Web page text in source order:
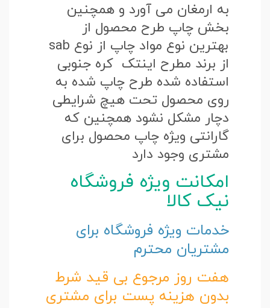
به ارمغان می آورد و همچنین
بخش چاپ طرح محصول از
بهترین نوع مواد چاپ از نوع sab
از برند مطرح اینتک کره جنوبی
استفاده شده طرح چاپ شده به
روی محصول تحت هیچ شرایطی
دچار مشکل نشود همچنین که
گارانتی ویژه چاپ محصول برای
مشتری وجود دارد
امکانت ویژه فروشگاه
نیک کالا
خدمات ویژه فروشگاه برای
مشتریان محترم
هفت روز مرجوع بی قید شرط
بدون هزینه پست برای مشتری